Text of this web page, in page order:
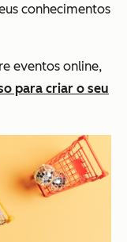
conhecimentos
eventos online,
para criar o seu